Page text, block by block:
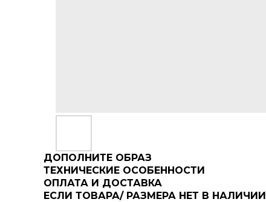
ДОПОЛНИТЕ ОБРАЗ
ТЕХНИЧЕСКИЕ ОСОБЕННОСТИ
ОПЛАТА И ДОСТАВКА
ЕСЛИ ТОВАРА/ РАЗМЕРА НЕТ В НАЛИЧИИ